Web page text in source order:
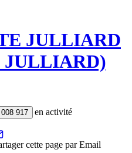
JULLIARD
JULLIARD)
917
en activité
cette page par Email